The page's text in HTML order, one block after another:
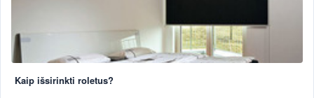
Kaip išsirinkti roletus?